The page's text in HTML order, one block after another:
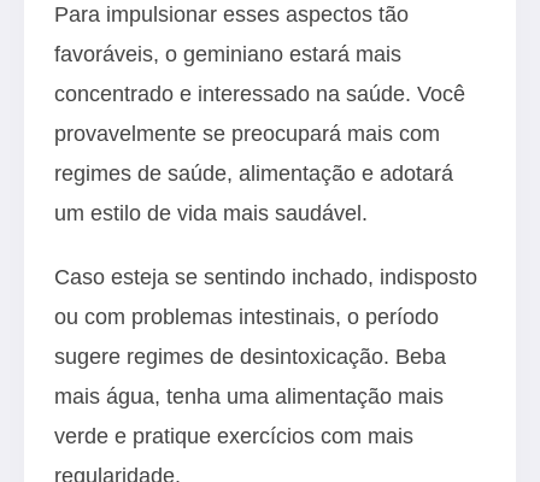
Para impulsionar esses aspectos tão
favoráveis, o geminiano estará mais
concentrado e interessado na saúde. Você
provavelmente se preocupará mais com
regimes de saúde, alimentação e adotará
um estilo de vida mais saudável.
Caso esteja se sentindo inchado, indisposto
ou com problemas intestinais, o período
sugere regimes de desintoxicação. Beba
mais água, tenha uma alimentação mais
verde e pratique exercícios com mais
regularidade.